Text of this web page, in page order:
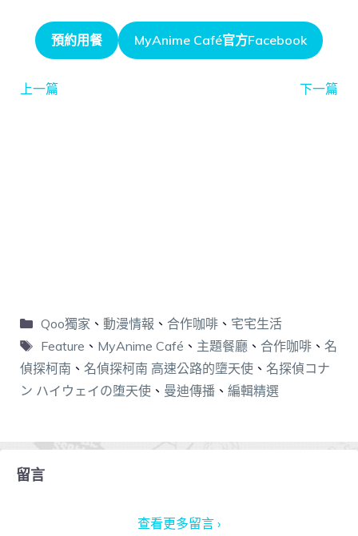
預約用餐 MyAnime Café官方Facebook
上一篇 下一篇
Qoo獨家 、 動漫情報 、 合作咖啡、 宅宅生活
Feature 、 MyAnime Café 、 主題餐廳、 合作咖啡、 名
偵探柯南 、 名偵探柯南 高速公路的墮天使 、 名探偵コナ
ン ハイウェイの堕天使 、 曼迪傳播 、 編輯精選
留言
查看更多留言 ›